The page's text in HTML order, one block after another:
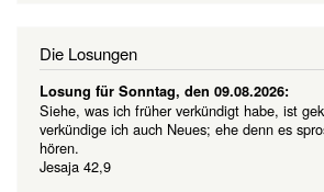
Die Losungen
Losung für Sonntag, den 09.08.2026:
Siehe, was ich früher verkündigt habe, ist
verkündige ich auch Neues; ehe denn es
hören.
Jesaja 42,9